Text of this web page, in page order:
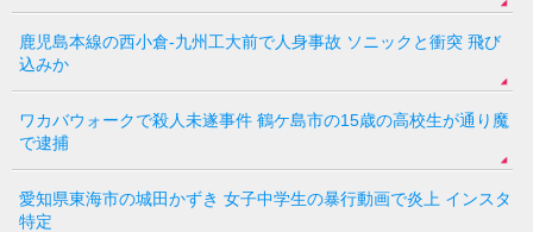
鹿児島本線の西小倉-九州工大前で人身事故 ソニックと衝突 飛び
込みか
ワカバウォークで殺人未遂事件 鶴ケ島市の15歳の高校生が通り魔
で逮捕
愛知県東海市の城田かずき 女子中学生の暴行動画で炎上 インスタ
特定